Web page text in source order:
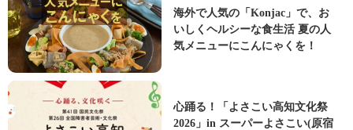
海外で人気の「Konjac」で、お
いしくヘルシーな食生活 夏の人
気メニューにこんにゃくを！
心踊る！「よさこい高知文化祭
2026」in スーパーよさこい(原宿